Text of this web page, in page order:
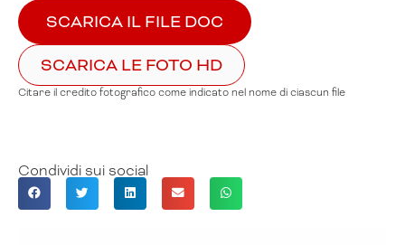
SCARICA IL FILE DOC
SCARICA LE FOTO HD
Citare il credito fotografico come indicato nel nome di ciascun file
Condividi sui social